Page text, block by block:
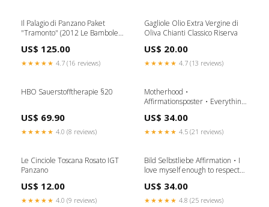
Il Palagio di Panzano Paket
"Tramonto" (2012 Le Bambole
Selehzione DOCG, 6 Flaschen)
Gagliole
US$ 125.00
★★★★★ 4.7 (16 reviews)
Gagliole Olio Extra Vergine di
Oliva Chianti Classico Riserva
US$ 20.00
★★★★★ 4.7 (13 reviews)
HBO Sauerstofftherapie §20
US$ 69.90
★★★★★ 4.0 (8 reviews)
Motherhood・
Affirmationsposter・Everything
already within me Poster
Größe:300 x 300 mm
US$ 34.00
★★★★★ 4.5 (21 reviews)
Le Cinciole Toscana Rosato IGT
Panzano
US$ 12.00
★★★★★ 4.0 (9 reviews)
Bild Selbstliebe Affirmation・I
love myself enough to respect
Größe:200 x 200 mm
US$ 34.00
★★★★★ 4.8 (25 reviews)